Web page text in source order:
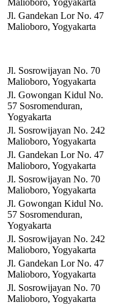
Jl. Gandekan Lor No. 47
Malioboro, Yogyakarta
Jl. Sosrowijayan No. 70
Malioboro, Yogyakarta
Jl. Gowongan Kidul No.
57 Sosromenduran,
Yogyakarta
Jl. Sosrowijayan No. 242
Malioboro, Yogyakarta
Jl. Gandekan Lor No. 47
Malioboro, Yogyakarta
Jl. Sosrowijayan No. 70
Malioboro, Yogyakarta
Jl. Gowongan Kidul No.
57 Sosromenduran,
Yogyakarta
Jl. Sosrowijayan No. 242
Malioboro, Yogyakarta
Jl. Gandekan Lor No. 47
Malioboro, Yogyakarta
Jl. Sosrowijayan No. 70
Malioboro, Yogyakarta